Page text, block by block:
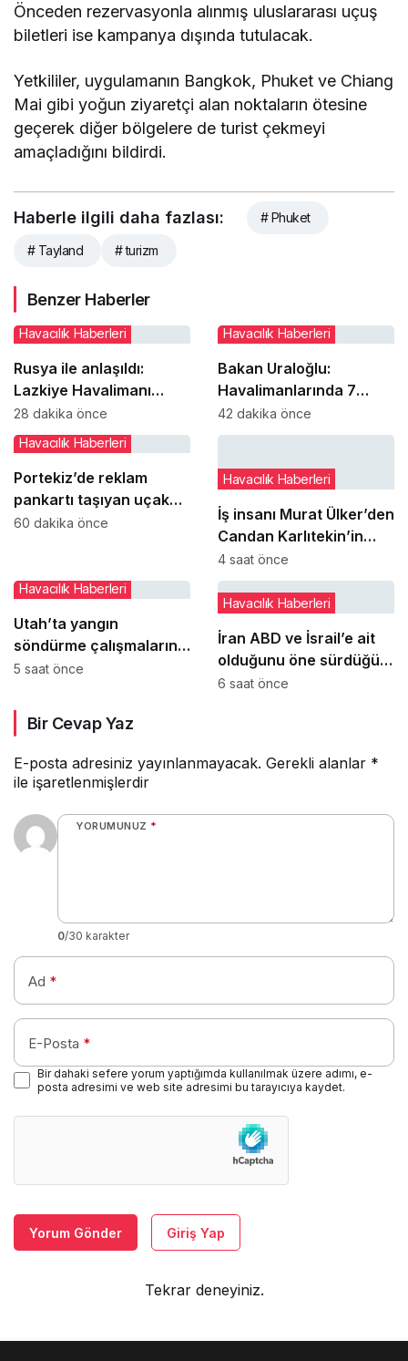
Önceden rezervasyonla alınmış uluslararası uçuş
biletleri ise kampanya dışında tutulacak.
Yetkililer, uygulamanın Bangkok, Phuket ve Chiang
Mai gibi yoğun ziyaretçi alan noktaların ötesine
geçerek diğer bölgelere de turist çekmeyi
amaçladığını bildirdi.
Haberle ilgili daha fazlası: # Phuket
# Tayland # turizm
Benzer Haberler
Rusya ile anlaşıldı:
Lazkiye Havalimanı
tamamen Suriye
yönetimine geçiyor
Havacılık Haberleri
28 dakika önce
Bakan Uraloğlu:
Havalimanlarında 7
ayda 138,7 milyon
yolcuya hizmet verildi
Havacılık Haberleri
42 dakika önce
Portekiz’de reklam
pankartı taşıyan uçak
düştü: 28 yaşındaki pilot
Havacılık Haberleri
60 dakika önce
İş insanı Murat Ülker’den
Candan Karlıtekin’in
THY ile ilgili kaleme
aldığı kitaba övgü
Havacılık Haberleri
4 saat önce
Utah’ta yangın
söndürme çalışmalarına
katılan helikopter düştü:
Havacılık Haberleri
5 saat önce
İran ABD ve İsrail’e ait
olduğunu öne sürdüğü
hava araçlarının
Havacılık Haberleri
6 saat önce
Bir Cevap Yaz
E-posta adresiniz yayınlanmayacak. Gerekli alanlar *
ile işaretlenmişlerdir
YORUMUNUZ *
0/30 karakter
Ad *
E-Posta *
Bir dahaki sefere yorum yaptığımda kullanılmak üzere adımı, e-
posta adresimi ve web site adresimi bu tarayıcıya kaydet.
Yorum Gönder Giriş Yap
Tekrar deneyiniz.